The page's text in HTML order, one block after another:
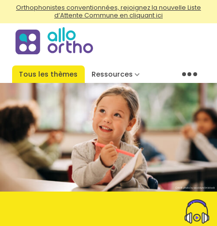
Orthophonistes conventionnées, rejoignez la nouvelle Liste
d’Attente Commune en cliquant ici
Tous les thèmes Ressources Menu
Crédit photo by jacoblund in Istock